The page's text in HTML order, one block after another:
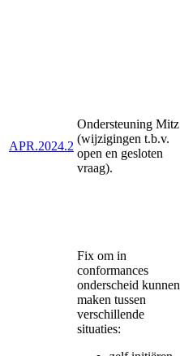
APR.2024.2
Ondersteuning Mitz
(wijzigingen t.b.v.
open en gesloten
vraag).
Fix om in
conformances
onderscheid kunnen
maken tussen
verschillende
situaties: